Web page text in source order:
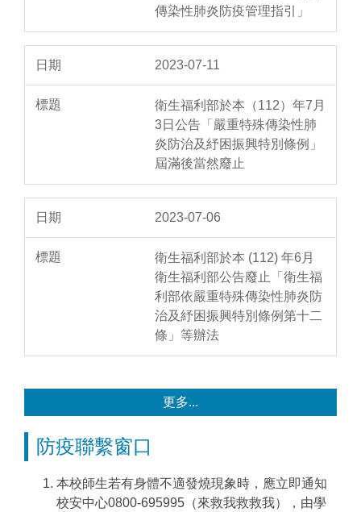
傳染性肺炎防疫管理指引」
2023-07-11
衛生福利部於本（112）年7月
3日公告「嚴重特殊傳染性肺
炎防治及紓困振興特別條例」
屆滿後當然廢止
2023-07-06
衛生福利部於本 (112) 年6月
衛生福利部公告廢止「衛生福
利部依嚴重特殊傳染性肺炎防
治及紓困振興特別條例第十二
條」等辦法
更多...
防疫聯繫窗口
本校師生若有身體不適發燒現象時，應立即通知
校安中心0800-695995（來救我救救我），由學